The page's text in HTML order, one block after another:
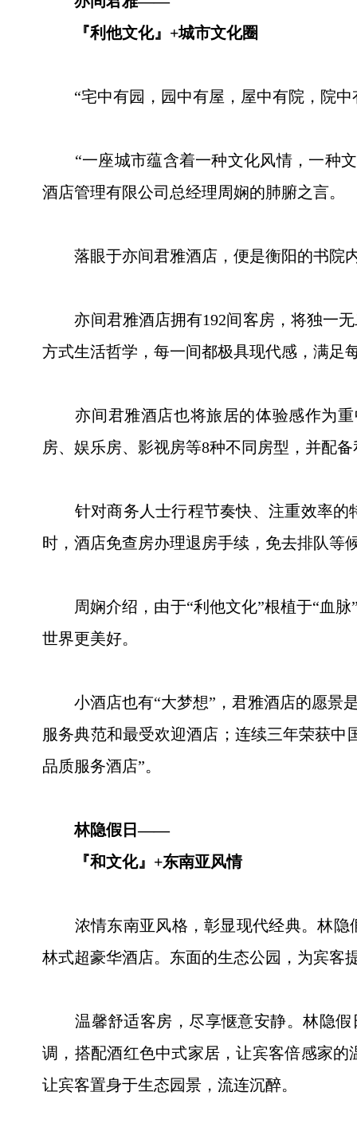
『利他文化』+城市文化圈
“宅中有园，园中有屋，屋中有院，院中
“一座城市蕴含着一种文化风情，一种文
酒店管理有限公司总经理周娴的肺腑之言。
落眼于亦间君雅酒店，便是衡阳的书院内
亦间君雅酒店拥有192间客房，将独一无
方式生活哲学，每一间都极具现代感，满足
亦间君雅酒店也将旅居的体验感作为重
房、娱乐房、影视房等8种不同房型，并配
针对商务人士行程节奏快、注重效率的
时，酒店免查房办理退房手续，免去排队等
周娴介绍，由于“利他文化”根植于“血脉”
世界更美好。
小酒店也有“大梦想”，君雅酒店的愿景是
服务典范和最受欢迎酒店；连续三年荣获中
品质服务酒店”。
林隐假日——
『和文化』+东南亚风情
浓情东南亚风格，彰显现代经典。林隐
林式超豪华酒店。东面的生态公园，为宾客
温馨舒适客房，尽享惬意安静。林隐假
调，搭配酒红色中式家居，让宾客倍感家
让宾客置身于生态园景，流连沉醉。